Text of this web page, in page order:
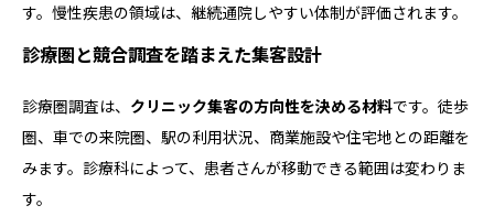
す。慢性疾患の領域は、継続通院しやすい体制が評価されます。
診療圏と競合調査を踏まえた集客設計
診療圏調査は、 クリニック集客の方向性を決める材料です。徒歩
圏、車での来院圏、駅の利用状況、商業施設や住宅地との距離を
みます。診療科によって、患者さんが移動できる範囲は変わりま
す。